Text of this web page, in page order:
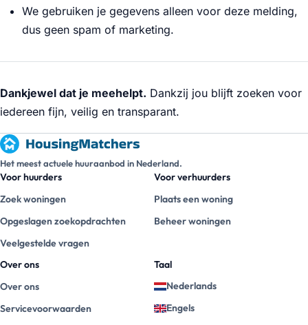
We gebruiken je gegevens alleen voor deze melding,
dus geen spam of marketing.
Dankjewel dat je meehelpt. Dankzij jou blijft zoeken voor
iedereen fijn, veilig en transparant.
Het meest actuele huuraanbod in Nederland.
Voor huurders
Zoek woningen
Opgeslagen zoekopdrachten
Veelgestelde vragen
Voor verhuurders
Plaats een woning
Beheer woningen
Over ons
Over ons
Servicevoorwaarden
Taal
Nederlands
Engels